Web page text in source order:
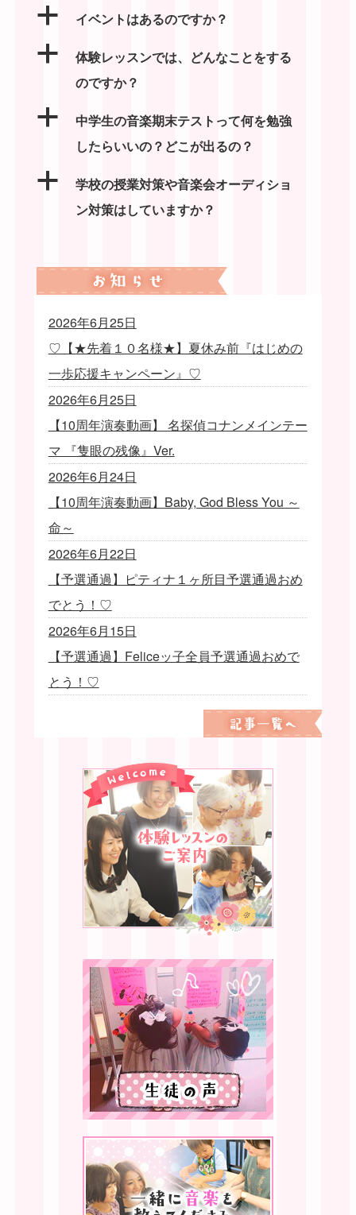
a イベントはあるのですか？
a
体験レッスンでは、どんなことをする
のですか？
a
中学生の音楽期末テストって何を勉強
したらいいの？どこが出るの？
a
学校の授業対策や音楽会オーディショ
ン対策はしていますか？
2026年6月25日
♡【★先着１０名様★】夏休み前『はじめの
一歩応援キャンペーン』♡
2026年6月25日
【10周年演奏動画】 名探偵コナンメインテー
マ 『隻眼の残像』Ver.
2026年6月24日
【10周年演奏動画】Baby, God Bless You ～
命～
2026年6月22日
【予選通過】ピティナ１ヶ所目予選通過おめ
でとう！♡
2026年6月15日
【予選通過】Feliceッ子全員予選通過おめで
とう！♡